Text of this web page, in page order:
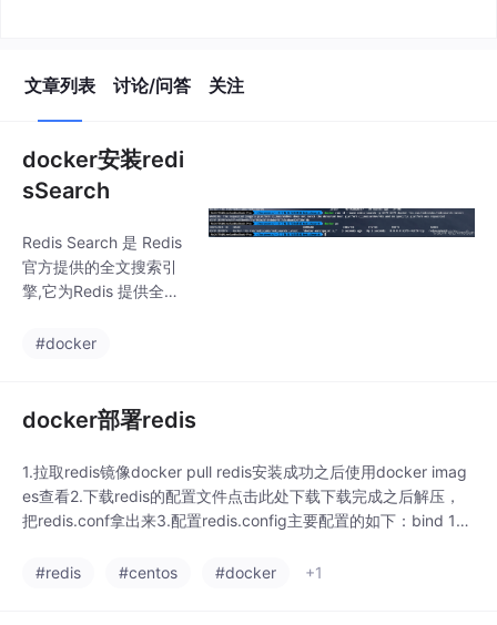
文章列表 讨论/问答 关注
docker安装redi
sSearch
Redis Search 是 Redis
官方提供的全文搜索引
擎,它为Redis 提供全文
功能。它基于内存存
支持实时搜索、聚合分
析、模糊匹配等场景。
RedisSearch 适用于需
要快速检索结构化或非
结构化数据的应用，如
电商搜索、日志分析、
#docker
docker部署redis
1.拉取redis镜像docker pull redis安装成功之后使用docker imag
es查看2.下载redis的配置文件点击此处下载下载完成之后解压，
把redis.conf拿出来3.配置redis.config主要配置的如下：bind 12
守护线程的方式启动requirepass 你的密码#给redis设
#redis #centos #docker +1